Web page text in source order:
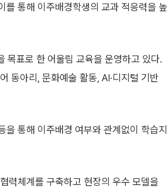
를 통해 이주배경학생의 교과 적응력을 높
목표로 한 어울림 교육을 운영하고 있다.
동아리, 문화예술 활동, AI·디지털 기반
통해 이주배경 여부와 관계없이 학습지
력체계를 구축하고 현장의 우수 모델을